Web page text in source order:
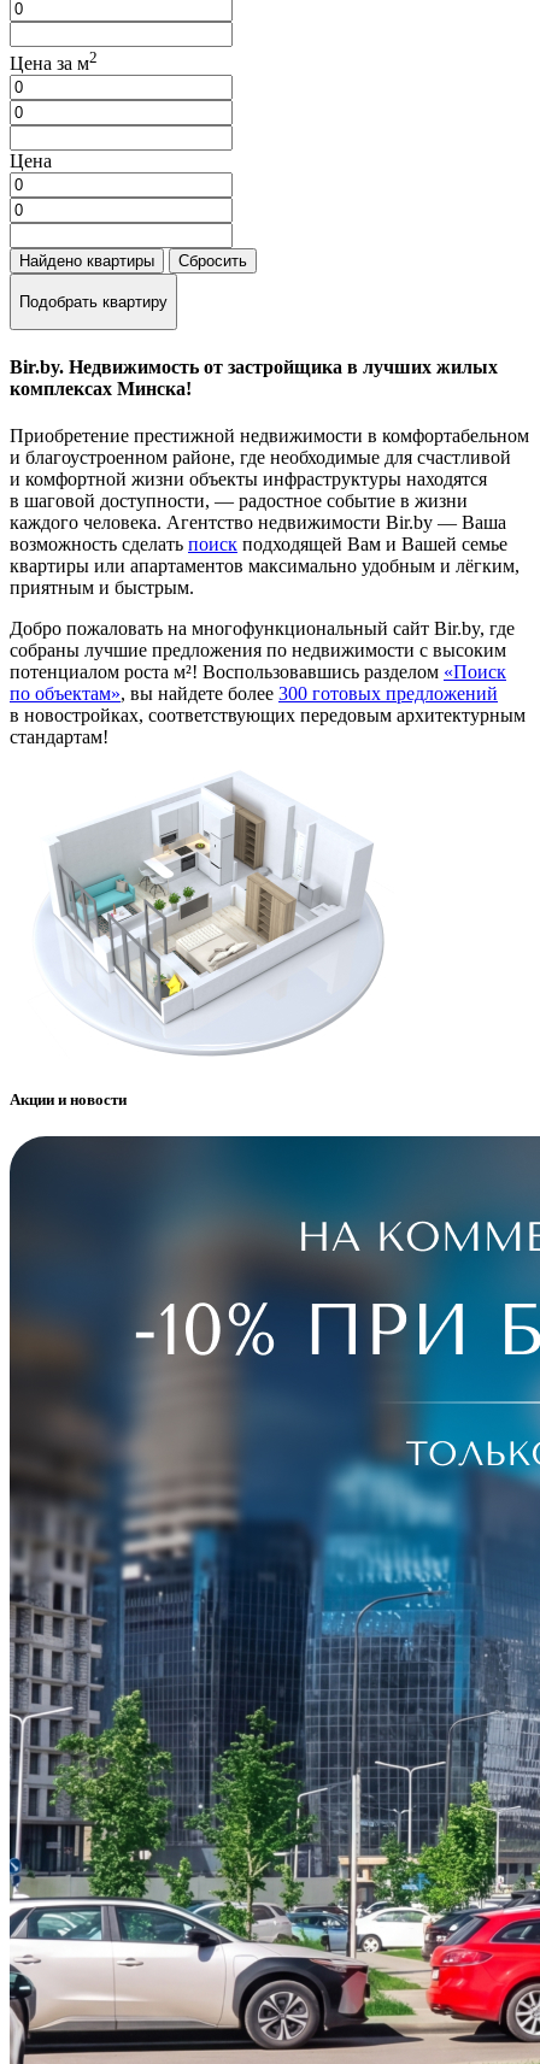
Цена за м2
Цена
Найдено квартиры Сбросить
Подобрать квартиру
Bir.by. Недвижимость от застройщика в лучших жилых
комплексах Минска!
Приобретение престижной недвижимости в комфортабельном
и благоустроенном районе, где необходимые для счастливой
и комфортной жизни объекты инфраструктуры находятся
в шаговой доступности, — радостное событие в жизни
каждого человека. Агентство недвижимости Bir.by — Ваша
возможность сделать поиск подходящей Вам и Вашей семье
квартиры или апартаментов максимально удобным и лёгким,
приятным и быстрым.
Добро пожаловать на многофункциональный сайт Bir.by, где
собраны лучшие предложения по недвижимости с высоким
потенциалом роста м²! Воспользовавшись разделом «Поиск
по объектам», вы найдете более 300 готовых предложений
в новостройках, соответствующих передовым архитектурным
стандартам!
Акции и новости